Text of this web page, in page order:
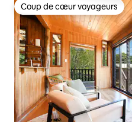
Coup de cœur voyageurs
Coup de cœur voyageurs